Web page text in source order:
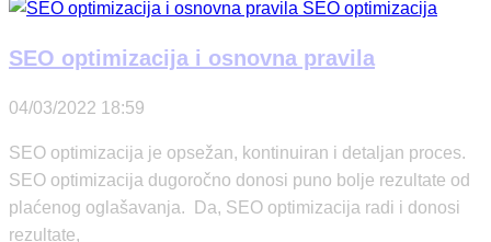
SEO optimizacija i osnovna pravila
04/03/2022 18:59
SEO optimizacija je opsežan, kontinuiran i detaljan proces.
SEO optimizacija dugoročno donosi puno bolje rezultate od
plaćenog oglašavanja. Da, SEO optimizacija radi i donosi
rezultate,